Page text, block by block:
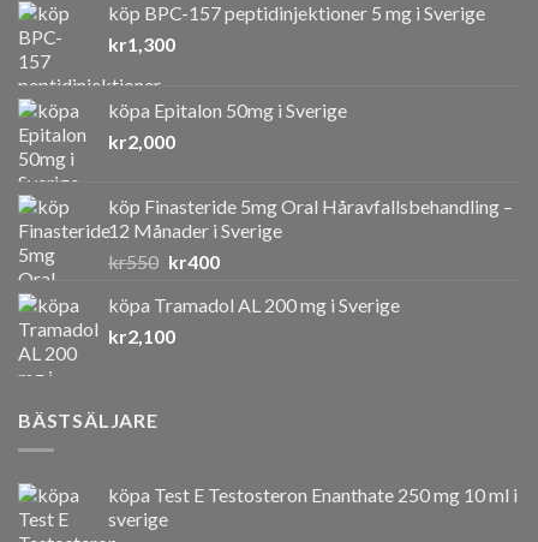
köp BPC-157 peptidinjektioner 5 mg i Sverige
kr1,300
köpa Epitalon 50mg i Sverige
kr2,000
köp Finasteride 5mg Oral Håravfallsbehandling –
12 Månader i Sverige
kr550 Det
priset
var:
kr400Det
priset
köpa Tramadol AL 200 mg i Sverige
kr2,100
BÄSTSÄLJARE
köpa Test E Testosteron Enanthate 250 mg 10 ml i
sverige